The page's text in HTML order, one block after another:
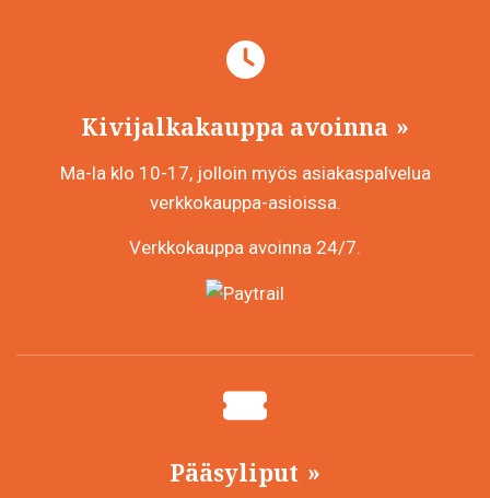
Kivijalkakauppa avoinna
Ma-la klo 10-17, jolloin myös asiakaspalvelua
verkkokauppa-asioissa.
Verkkokauppa avoinna 24/7.
Pääsyliput